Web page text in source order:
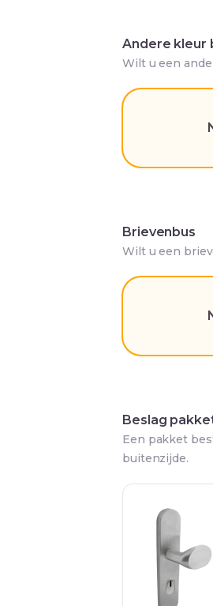
Andere kleur
Wilt u een
Brievenbus
Wilt u een
Beslag
Een pakket
buitenzijde.